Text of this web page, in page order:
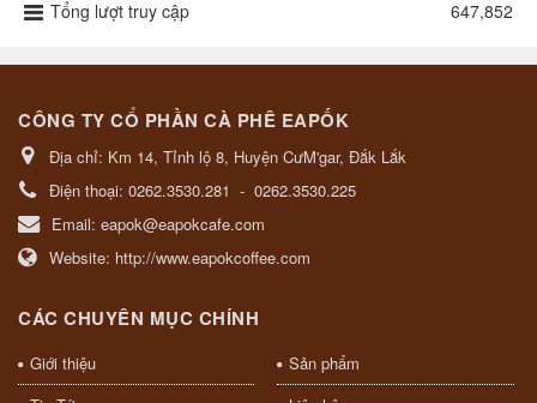
Tổng lượt truy cập
647,852
CÔNG TY CỔ PHẦN CÀ PHÊ EAPỐK
Địa chỉ: Km 14, Tỉnh lộ 8, Huyện CưM'gar, Đắk Lắk
Điện thoại: 0262.3530.281 - 0262.3530.225
Email: eapok@eapokcafe.com
Website: http://www.eapokcoffee.com
CÁC CHUYÊN MỤC CHÍNH
Giới thiệu
Sản phẩm